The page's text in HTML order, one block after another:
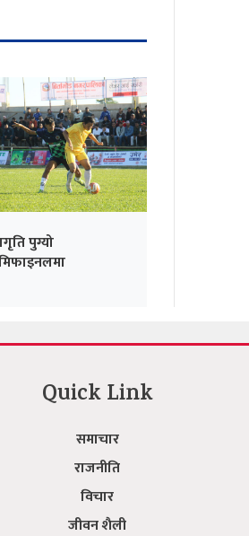
पुग्यो
Quick Link
समाचार
राजनीति
विचार
जीवन शैली